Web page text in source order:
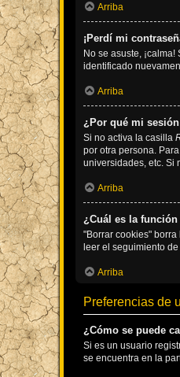
Arriba
¡Perdí mi
No se asuste,
identificado
Arriba
¿Por qué mi
Si no activa la casilla
por otra persona.
universidades, etc. Si
Arriba
¿Cuál es la
"Borrar cookies"
leer el seguimiento
Arriba
Preferencias de
¿Cómo se puede
Si es un usuario
se encuentra en la